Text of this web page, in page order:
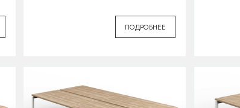
ПОДРОБНЕЕ